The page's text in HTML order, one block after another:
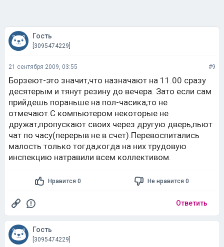
Гость
[3095474229]
21 сентября 2009, 03:55 #9
Борзеют-это значит,что назначают на 11.00 сразу
десятерым и тянут резину до вечера. Зато если сам
прийдешь пораньше на пол-часика,то не
отмечают.С компьютером некоторые не
дружат,пропускают своих через другую дверь,пьют
чат по часу(перерыв не в счет).Перевоспитались
малость только тогда,когда на них трудовую
инспекцию натравили всем коллективом.
Нравится 0 Не нравится 0
Ответить
Гость
[3095474229]